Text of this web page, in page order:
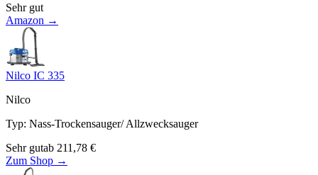
Sehr gut
Amazon →
Nilco IC 335
Nilco
Typ: Nass-Trockensauger/ Allzwecksauger
Sehr gutab 211,78 €
Zum Shop →